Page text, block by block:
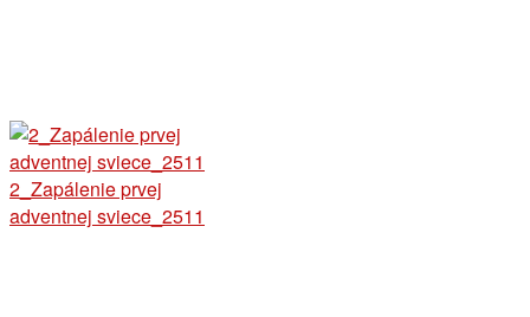
2_Zapálenie prvej
adventnej sviece_2511